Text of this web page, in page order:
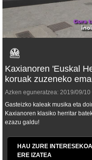
Kaxianoren 'Euskal
koruak zuzeneko
Azken eguneratzea: 2019/09/10
Gasteizko kaleak musika eta
Kaxianoren klasiko herritar
ezazu galdu!
HAU ZURE
ERE IZATEA